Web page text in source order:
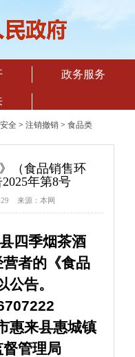
政务服务
全 > 注销撤销 > 食品类
（食品销售环
年第8号
29 来源：本网
四季烟茶酒
者的《食品
公告。
来县惠城镇
管理局